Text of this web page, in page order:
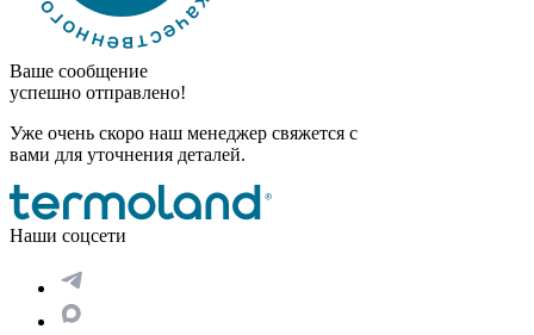
Ваше сообщение
успешно отправлено!
Уже очень скоро наш менеджер свяжется с
вами для уточнения деталей.
Наши соцсети